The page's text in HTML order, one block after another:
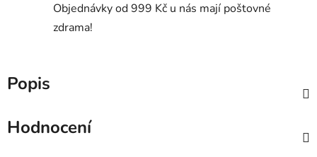
Objednávky od 999 Kč u nás mají poštovné
zdrama!
Popis
Hodnocení